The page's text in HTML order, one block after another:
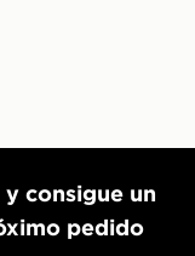
consigue un
pedido